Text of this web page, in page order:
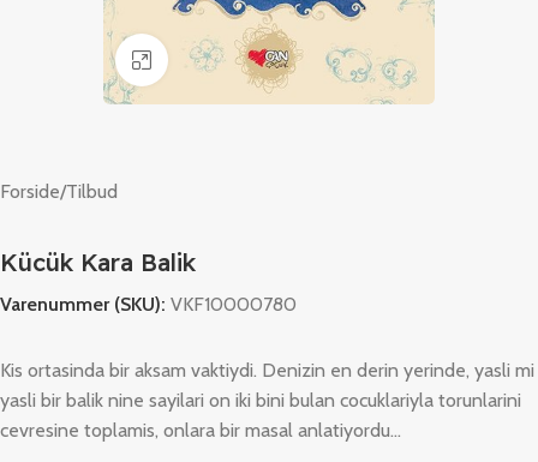
Klik for at forstørre
Forside/Tilbud
Kücük Kara Balik
Varenummer (SKU): VKF10000780
Kis ortasinda bir aksam vaktiydi. Denizin en derin yerinde, yasli mi
yasli bir balik nine sayilari on iki bini bulan cocuklariyla torunlarini
cevresine toplamis, onlara bir masal anlatiyordu…